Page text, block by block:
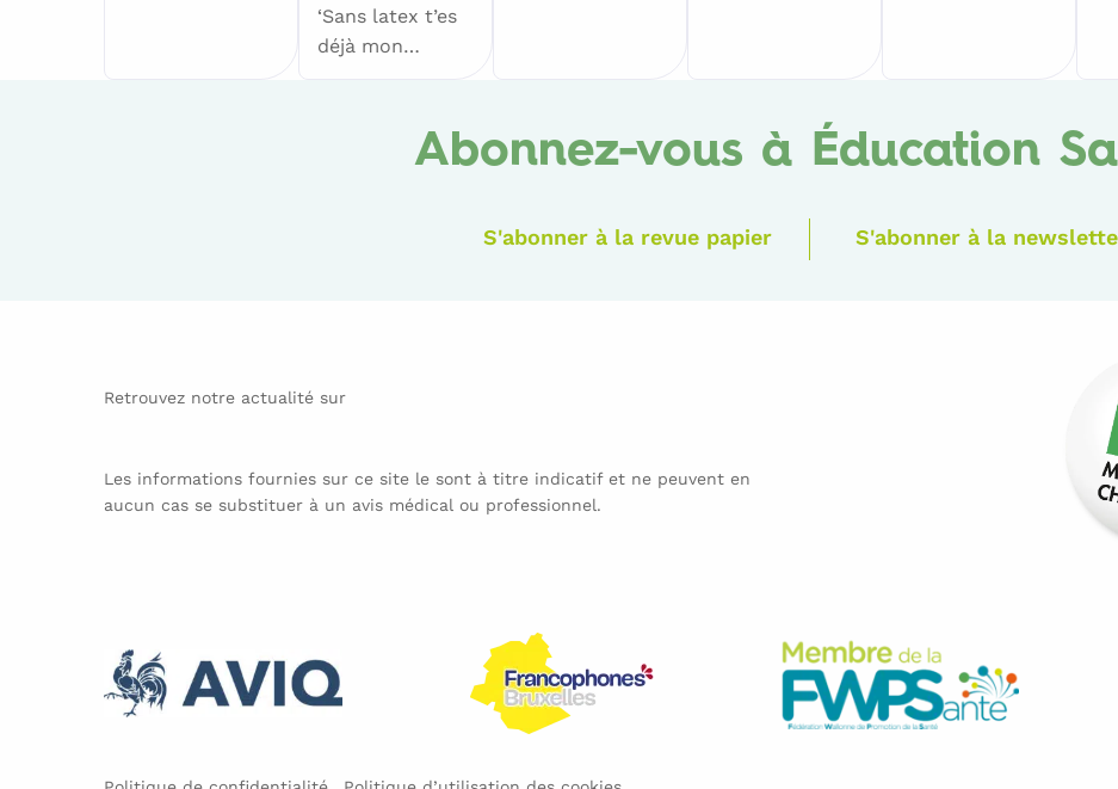
‘Sans latex t’es
déjà mon…
Abonnez-vous à Éducation
S'abonner à la revue papier S'abonner à la
Retrouvez notre actualité sur
Les informations fournies sur ce site le sont à titre indicatif et ne peuvent en
aucun cas se substituer à un avis médical ou professionnel.